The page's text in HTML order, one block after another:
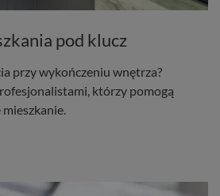
pod klucz
przy wykończeniu wnętrza?
którzy pomogą